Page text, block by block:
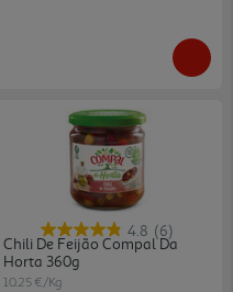
4.8 (6)
Chili De Feijão Compal Da
Horta 360g
10.25 €/Kg